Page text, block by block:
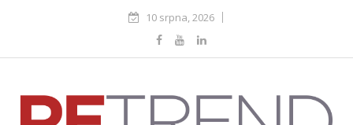
10 srpna, 2026